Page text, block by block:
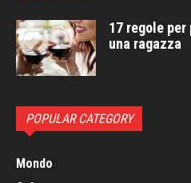
17 regole
una ragazza
POPULAR CATEGORY
Mondo